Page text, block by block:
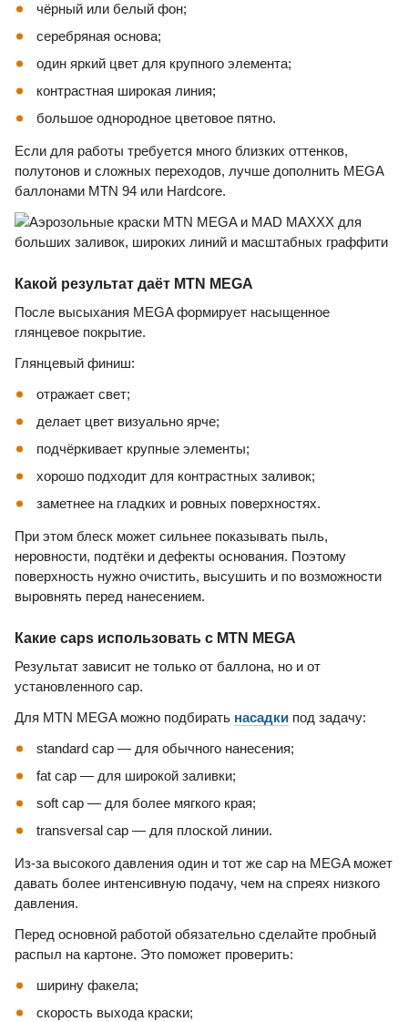
чёрный или белый фон;
серебряная основа;
один яркий цвет для крупного элемента;
контрастная широкая линия;
большое однородное цветовое пятно.
Если для работы требуется много близких оттенков,
полутонов и сложных переходов, лучше дополнить MEGA
баллонами MTN 94 или Hardcore.
Какой результат даёт MTN MEGA
После высыхания MEGA формирует насыщенное
глянцевое покрытие.
Глянцевый финиш:
отражает свет;
делает цвет визуально ярче;
подчёркивает крупные элементы;
хорошо подходит для контрастных заливок;
заметнее на гладких и ровных поверхностях.
При этом блеск может сильнее показывать пыль,
неровности, подтёки и дефекты основания. Поэтому
поверхность нужно очистить, высушить и по возможности
выровнять перед нанесением.
Какие caps использовать с MTN MEGA
Результат зависит не только от баллона, но и от
установленного cap.
Для MTN MEGA можно подбирать насадки под задачу:
standard cap — для обычного нанесения;
fat cap — для широкой заливки;
soft cap — для более мягкого края;
transversal cap — для плоской линии.
Из-за высокого давления один и тот же cap на MEGA может
давать более интенсивную подачу, чем на спреях низкого
давления.
Перед основной работой обязательно сделайте пробный
распыл на картоне. Это поможет проверить:
ширину факела;
скорость выхода краски;